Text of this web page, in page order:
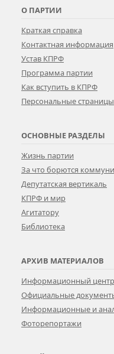
О ПАРТИИ
Краткая справка
Контактная информация
Устав КПРФ
Программа партии
Как вступить в КПРФ
Персональные страницы
ОСНОВНЫЕ РАЗДЕЛЫ
Жизнь партии
За что борются
Депутатская вертикаль
КПРФ и мир
Агитатору
Библиотека
АРХИВ МАТЕРИАЛОВ
Информационный
Официальные
Информационные и
Фоторепортажи